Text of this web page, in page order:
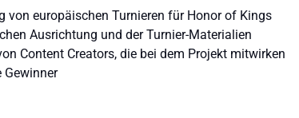
von europäischen Turnieren für Honor of Kings
Ausrichtung und der Turnier-Materialien
Content Creators, die bei dem Projekt mitwirken
Gewinner